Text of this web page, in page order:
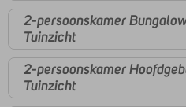
2-persoonskamer
Tuinzicht
2-persoonskamer
Tuinzicht